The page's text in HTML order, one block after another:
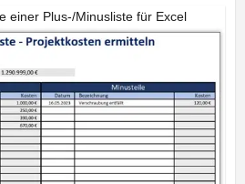
einer Plus-/Minusliste für Excel